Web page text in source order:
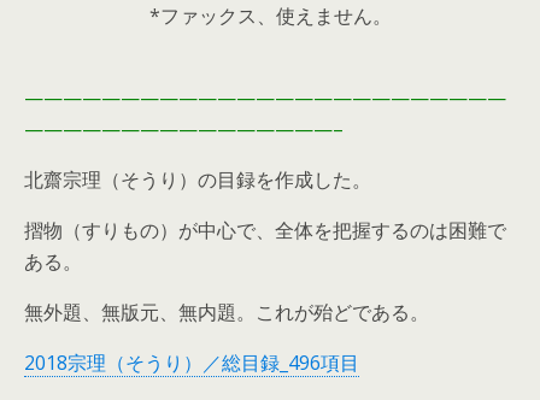
*ファックス、使えません。
—————————————————————————
————————————————–
北齋宗理（そうり）の目録を作成した。
摺物（すりもの）が中心で、全体を把握するのは困難で
ある。
無外題、無版元、無内題。これが殆どである。
2018宗理（そうり）／総目録_496項目